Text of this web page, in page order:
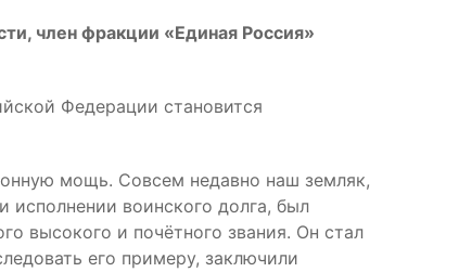
член фракции «Единая Россия»
Федерации становится
мощь. Совсем недавно наш земляк,
исполнении воинского долга, был
высокого и почётного звания. Он стал
его примеру, заключили